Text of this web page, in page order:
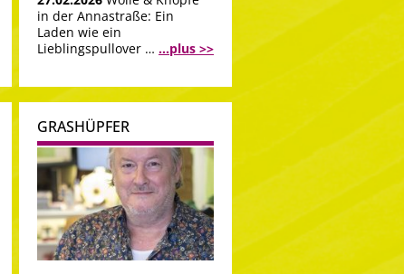
in der Annastraße: Ein
Laden wie ein
Lieblingspullover … ...plus >>
GRASHÜPFER